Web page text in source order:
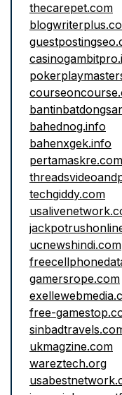
thecarepet.com
bahednog.info
bahenxgek.info
pertamaskre.com
techgiddy.com
ucnewshindi.com
gamersrope.com
free-
ukmagzine.com
wareztech.org